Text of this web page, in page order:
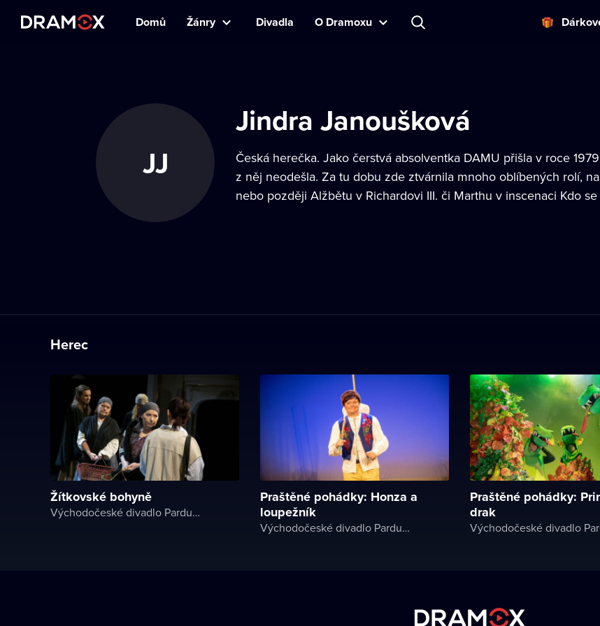
Domů Žánry Divadla O Dramoxu
JJ
Jindra Janoušková
Česká herečka. Jako čerstvá absolventka DAMU přišla v roce
z něj neodešla. Za tu dobu zde ztvárnila mnoho oblíbených rolí,
nebo později Alžbětu v Richardovi III. či Marthu v inscenaci Kdo
Herec
Žítkovské bohyně
Východočeské divadlo Pardubice
Praštěné pohádky: Honza a
loupežník
Východočeské divadlo Pardubice
Praštěné pohádky:
drak